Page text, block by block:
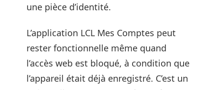
une pièce d’identité.
L’application LCL Mes Comptes peut
rester fonctionnelle même quand
l’accès web est bloqué, à condition que
l’appareil était déjà enregistré. C’est un